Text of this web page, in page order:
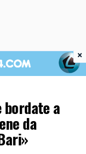
bordate a
da
×